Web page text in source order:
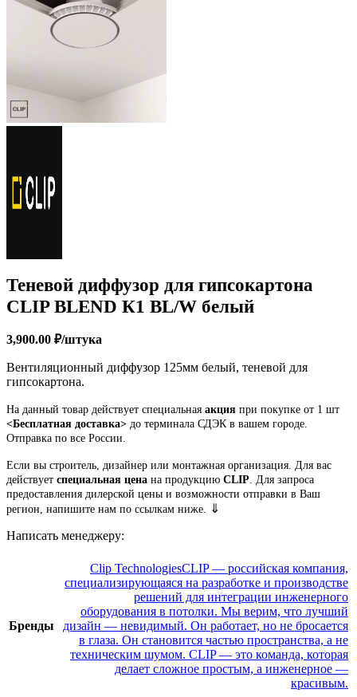
Теневой диффузор для гипсокартона
CLIP BLEND К1 BL/W белый
3,900.00 ₽/штука
Вентиляционный диффузор 125мм белый, теневой для
гипсокартона.
На данный товар действует специальная акция при покупке от 1 шт
<Бесплатная доставка> до терминала СДЭК в вашем городе.
Отправка по все Росcии.
Если вы строитель, дизайнер или монтажная организация. Для вас
действует специальная цена на продукцию CLIP. Для запроса
предоставления дилерской цены и возможности отправки в Ваш
регион, напишите нам по ссылкам ниже. ⇓
Написать менеджеру:
Бренды
Clip TechnologiesCLIP — российская компания,
специализирующаяся на разработке и производстве
решений для интеграции инженерного
оборудования в потолки. Мы верим, что лучший
дизайн — невидимый. Он работает, но не бросается
в глаза. Он становится частью пространства, а не
техническим шумом. CLIP — это команда, которая
делает сложное простым, а инженерное —
красивым.